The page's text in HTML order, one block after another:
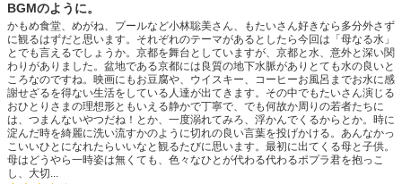
BGMのように。
かもめ食堂、めがね、プールなど小林聡美さん、もたいさん好きなら多分外さず
に観るはずだと思います。それぞれのテーマがあるとしたら今回は「母なる水」
とでも言えるでしょうか。京都を舞台としていますが、京都と水、意外と深い関
わりがありました。盆地である京都には良質の地下水脈がありとても水の良いと
ころなのですね。映画にもお豆腐や、ウイスキー、コーヒーお風呂までお水に感
謝せざるを得ない生活をしている人達が出てきます。その中でもたいさん演じる
おひとりさまの理想形ともいえる静かで丁寧で、でも何故か周りの若者たちに
は、つまんないやつだね！とか、一度溺れてみろ、浮かんでくるからとか。時に
淀んだ時を綺麗に洗い流すかのように切れの良い言葉を投げかける。あんなかっ
こいいひとになれたらいいなと観るたびに思います。最初に出てくる母と子供。
母はどうやら一時姿は無くても、色々なひとが代わる代わるポプラ君を抱っこ
し、大切...